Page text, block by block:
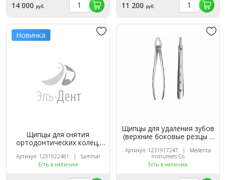
14 000 руб. 11 200 руб.
Новинка
Щипцы для снятия
ортодонтических колец,
Артикул: 1231922481 | Sammar
Есть в наличии
Щипцы для удаления зубов
(верхние боковые резцы и
Артикул: 1231917247 | Medenta
Instrumets Co.
Есть в наличии